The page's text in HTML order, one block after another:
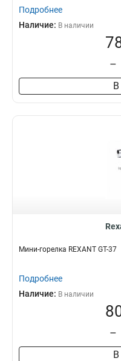
Подробнее
Наличие: В наличии
–
В
Мини-горелка REXANT GT-37
Подробнее
Наличие: В наличии
–
В